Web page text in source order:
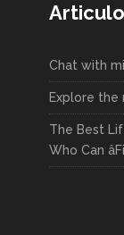
Chat with
Explore
The Best
Who Can